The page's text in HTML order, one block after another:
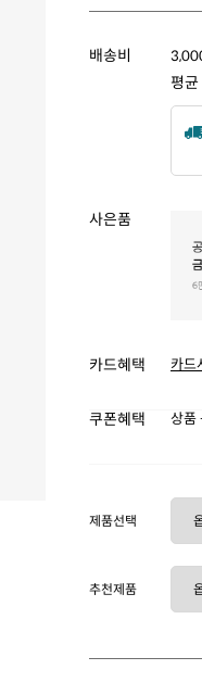
배송비
평균
사은품
카드혜택 카드
쿠폰혜택 상품
제품선택
추천제품